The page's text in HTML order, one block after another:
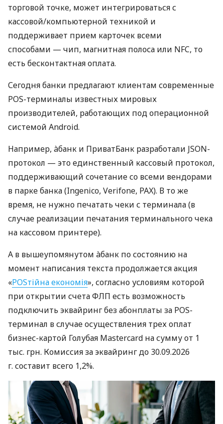
торговой точке, может интегрироваться с
кассовой/компьютерной техникой и
поддерживает прием карточек всеми
способами — чип, магнитная полоса или NFC, то
есть бесконтактная оплата.
Сегодня банки предлагают клиентам современные
POS-терминалы известных мировых
производителей, работающих под операционной
системой Android.
Например, àбанк и ПриватБанк разработали JSON-
протокол — это единственный кассовый протокол,
поддерживающий сочетание со всеми вендорами
в парке банка (Ingenico, Verifone, PAX). В то же
время, не нужно печатать чеки с терминала (в
случае реализации печатания терминального чека
на кассовом принтере).
А в вышеупомянутом àбанк по состоянию на
момент написания текста продолжается акция
«POSтійна економія», согласно условиям которой
при открытии счета ФЛП есть возможность
подключить эквайринг без абонплаты за POS-
терминал в случае осуществления трех оплат
бизнес-картой Голубая Mastercard на сумму от 1
тыс. грн. Комиссия за эквайринг до 30.09.2026
г. составит всего 1,2%.